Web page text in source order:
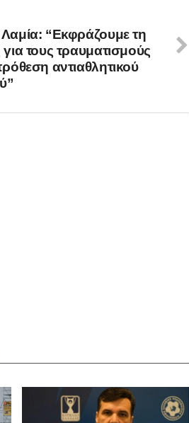
“Εκφράζουμε τη
τους τραυματισμούς
αντιαθλητικού